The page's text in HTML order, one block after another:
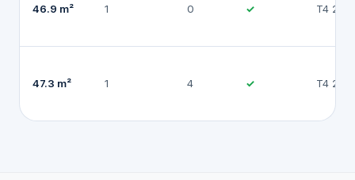
46.9 m² 1 0 ✓ T4
47.3 m² 1 4 ✓ T4